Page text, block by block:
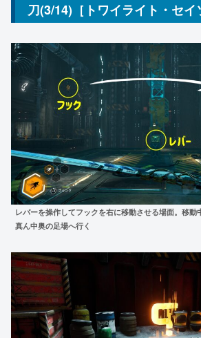
刀(3/14)［トワイライト・セイ
レバーを操作してフックを右に移動させる場面。移動
真ん中奥の足場へ行く